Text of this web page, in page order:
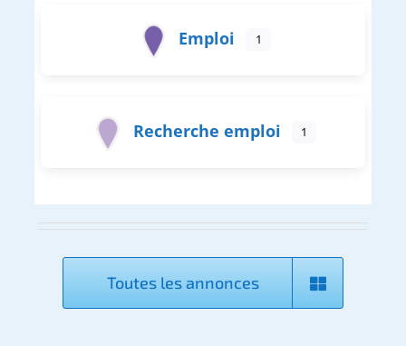
Emploi 1
Recherche emploi 1
Toutes les annonces